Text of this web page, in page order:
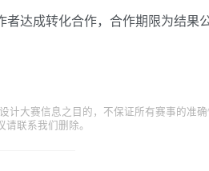
达成转化合作，合作期限为结果
计大赛信息之目的，不保证所有赛事的准
联系我们删除。